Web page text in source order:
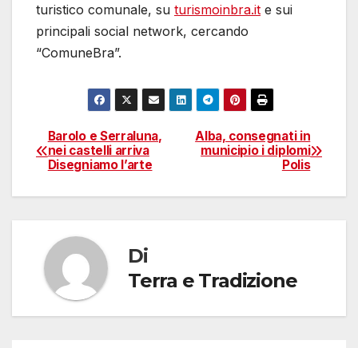
turistico comunale, su turismoinbra.it e sui
principali social network, cercando
“ComuneBra”.
Navigazione
articoli
Alba, consegnati in
municipio i diplomi
Polis
Barolo e Serraluna,
nei castelli arriva
Disegniamo l’arte
Di
Terra e Tradizione